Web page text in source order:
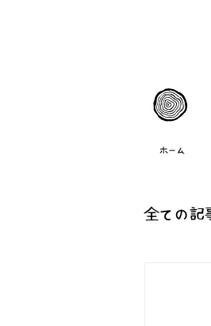
ホーム
全ての記
森